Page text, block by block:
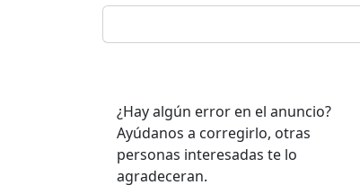
¿Hay algún error en el anuncio?
Ayúdanos a corregirlo, otras
personas interesadas te lo
agradeceran.